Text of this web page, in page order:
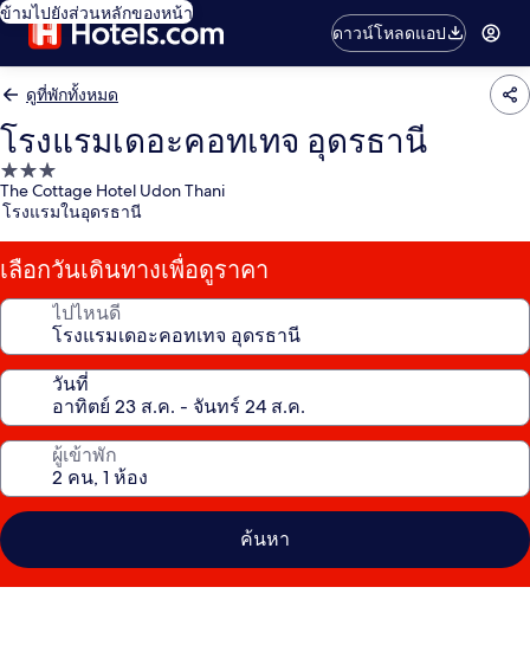
ข้ามไปยังส่วนหลักของหน้า
ดาวน์โหลดแอป
ดูที่พักทั้งหมด
โรงแรมเดอะคอทเทจ อุดรธานี
ที่พัก
3.0
The Cottage Hotel Udon Thani
โรงแรมในอุดรธานี
เลือกวันเดินทางเพื่อดูราคา
ไปไหนดี
วันที่
ผู้เข้าพัก
ค้นหา